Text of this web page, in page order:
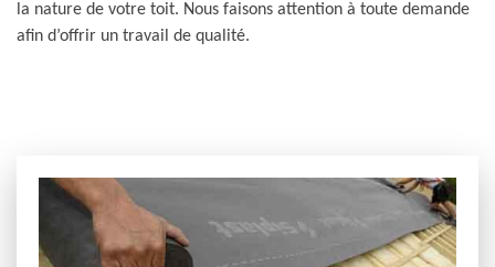
la nature de votre toit. Nous faisons attention à toute demande
afin d’offrir un travail de qualité.